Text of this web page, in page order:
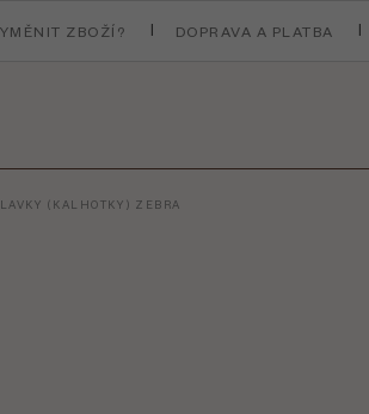
ZBOŽÍ? DOPRAVA A PLATBA
(KALHOTKY) ZEBRA